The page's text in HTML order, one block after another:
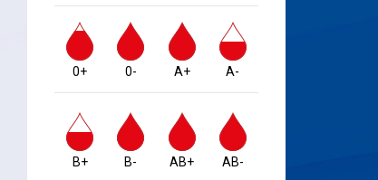
0+ 0- A+ A-
B+ B- AB+ AB-